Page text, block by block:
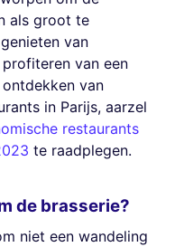
als groot te
van
van een
van
in Parijs, aarzel
restaurants
te raadplegen.
de brasserie?
niet een wandeling